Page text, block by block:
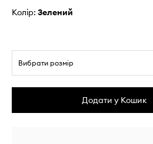
Колір: зелений
Вибрати розмір
Додати у Кошик